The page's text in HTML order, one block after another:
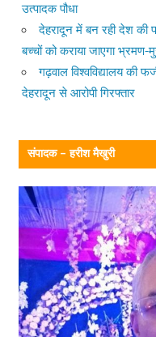
उत्पादक पौधा
देहरादून में बन रही देश की
बच्चों को कराया जाएगा भ्रमण-
गढ़वाल विश्वविद्यालय की
देहरादून से आरोपी गिरफ्तार
संपादक – हरीश मैखुरी